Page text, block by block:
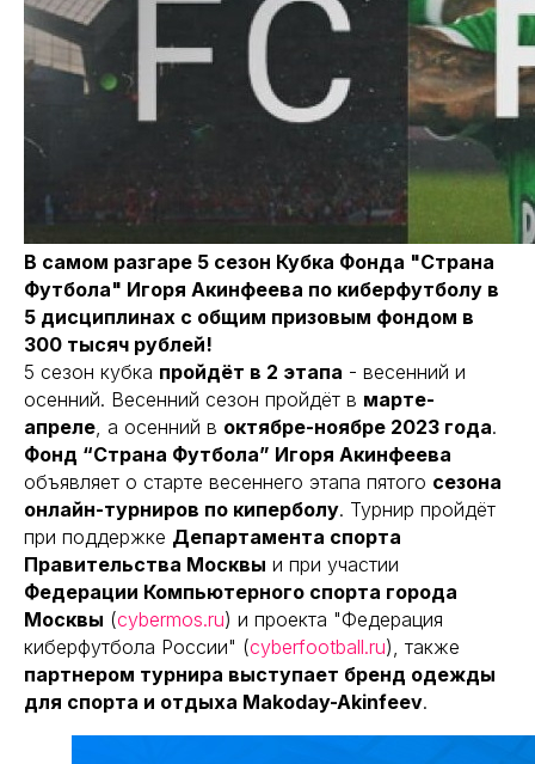
В самом разгаре 5 сезон Кубка Фонда "Страна
Футбола" Игоря Акинфеева по киберфутболу в
5 дисциплинах с общим призовым фондом в
300 тысяч рублей!
5 сезон кубка пройдёт в 2 этапа - весенний и
осенний. Весенний сезон пройдёт в марте-
апреле, а осенний в октябре-ноябре 2023 года.
Фонд “Страна Футбола” Игоря Акинфеева
объявляет о старте весеннего этапа пятого сезона
онлайн-турниров по киперболу. Турнир пройдёт
при поддержке Департамента спорта
Правительства Москвы и при участии
Федерации Компьютерного спорта города
Москвы (cybermos.ru) и проекта "Федерация
киберфутбола России" (cyberfootball.ru), также
партнером турнира выступает бренд одежды
для спорта и отдыха Makoday-Akinfeev.